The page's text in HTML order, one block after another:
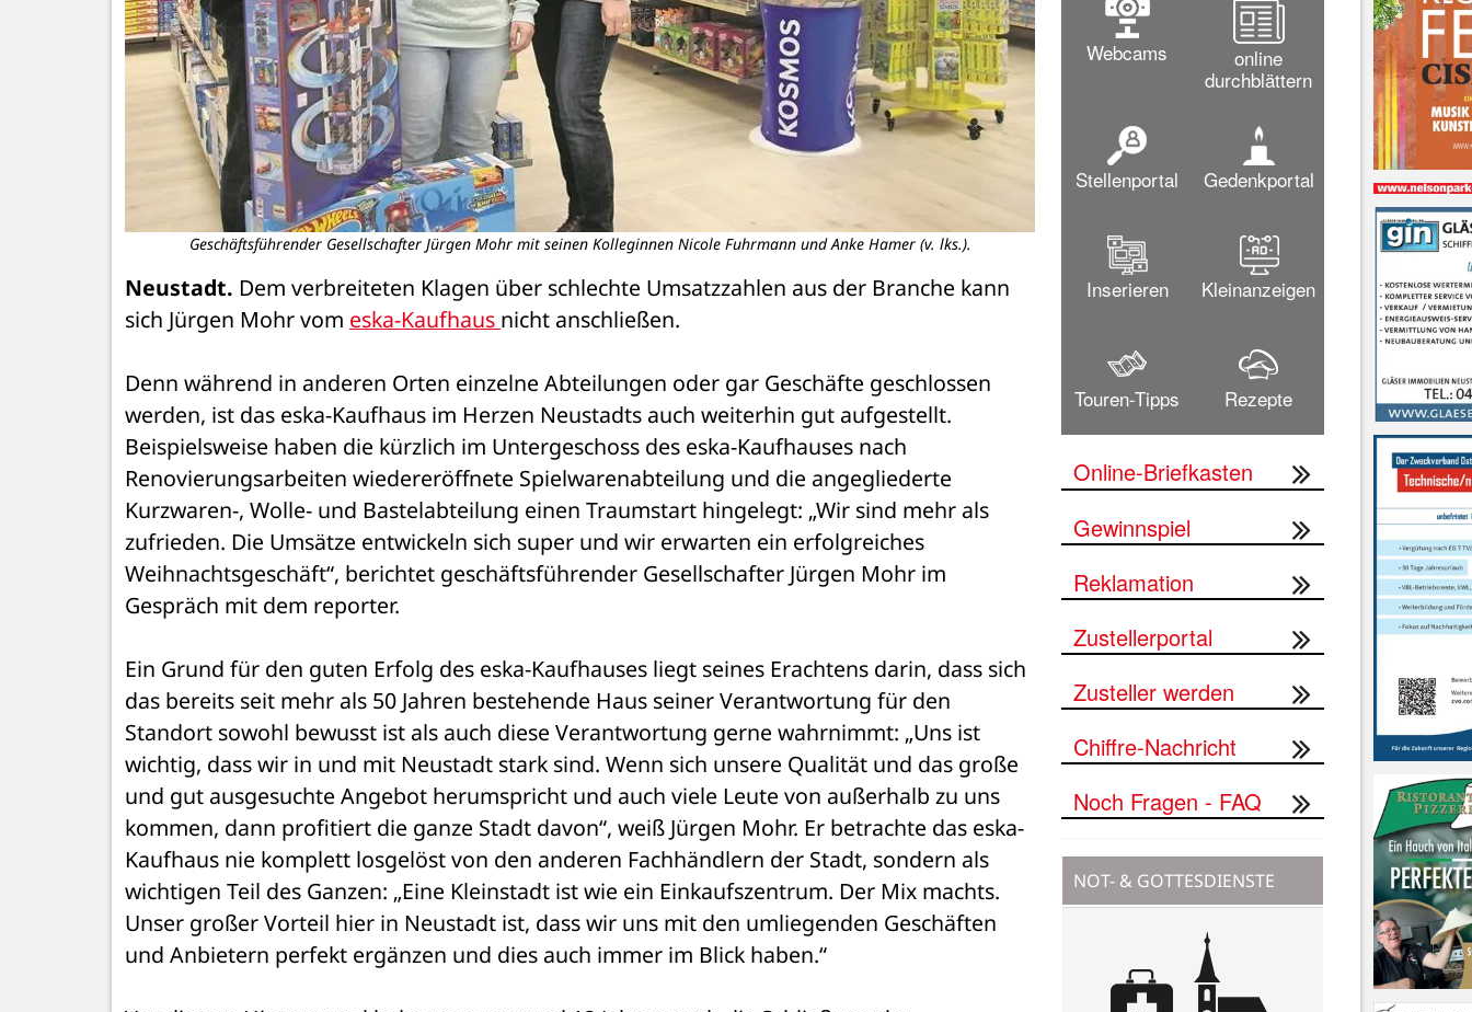
Geschäftsführender Gesellschafter Jürgen Mohr mit seinen Kolleginnen Nicole Fuhrmann und Anke Hamer (v. lks.).
Neustadt. Dem verbreiteten Klagen über schlechte Umsatzzahlen aus der Branche kann
sich Jürgen Mohr vom eska-Kaufhaus nicht anschließen.
Denn während in anderen Orten einzelne Abteilungen oder gar Geschäfte geschlossen
werden, ist das eska-Kaufhaus im Herzen Neustadts auch weiterhin gut aufgestellt.
Beispielsweise haben die kürzlich im Untergeschoss des eska-Kaufhauses nach
Renovierungsarbeiten wiedereröffnete Spielwarenabteilung und die angegliederte
Kurzwaren-, Wolle- und Bastelabteilung einen Traumstart hingelegt: „Wir sind mehr als
zufrieden. Die Umsätze entwickeln sich super und wir erwarten ein erfolgreiches
Weihnachtsgeschäft“, berichtet geschäftsführender Gesellschafter Jürgen Mohr im
Gespräch mit dem reporter.
Ein Grund für den guten Erfolg des eska-Kaufhauses liegt seines Erachtens darin, dass sich
das bereits seit mehr als 50 Jahren bestehende Haus seiner Verantwortung für den
Standort sowohl bewusst ist als auch diese Verantwortung gerne wahrnimmt: „Uns ist
wichtig, dass wir in und mit Neustadt stark sind. Wenn sich unsere Qualität und das große
und gut ausgesuchte Angebot herumspricht und auch viele Leute von außerhalb zu uns
kommen, dann profitiert die ganze Stadt davon“, weiß Jürgen Mohr. Er betrachte das eska-
Kaufhaus nie komplett losgelöst von den anderen Fachhändlern der Stadt, sondern als
wichtigen Teil des Ganzen: „Eine Kleinstadt ist wie ein Einkaufszentrum. Der Mix machts.
Unser großer Vorteil hier in Neustadt ist, dass wir uns mit den umliegenden Geschäften
und Anbietern perfekt ergänzen und dies auch immer im Blick haben.“
Webcams
online
durchblättern
Stellenportal Gedenkportal
Inserieren Kleinanzeigen
Touren-Tipps Rezepte
Online-Briefkasten
Gewinnspiel
Reklamation
Zustellerportal
Zusteller werden
Chiffre-Nachricht
Noch Fragen - FAQ
NOT- & GOTTESDIENSTE